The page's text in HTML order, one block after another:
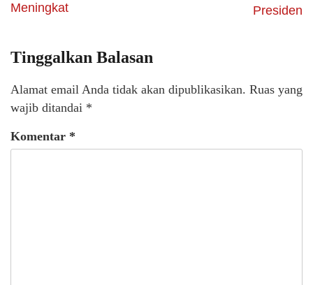
Meningkat
Presiden
Tinggalkan Balasan
Alamat email Anda tidak akan dipublikasikan. Ruas yang
wajib ditandai *
Komentar *